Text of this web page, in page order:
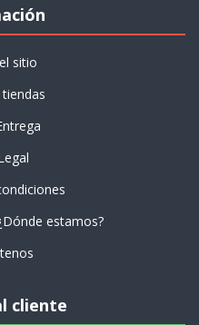
sitio
estamos?
cliente